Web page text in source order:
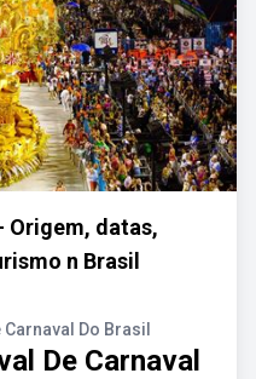
Origem, datas,
n Brasil
Do Brasil
De Carnaval